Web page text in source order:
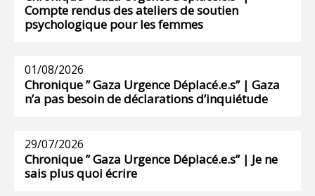
Compte rendus des ateliers de soutien
psychologique pour les femmes
01/08/2026
Chronique ” Gaza Urgence Déplacé.e.s” | Gaza
n’a pas besoin de déclarations d’inquiétude
29/07/2026
Chronique ” Gaza Urgence Déplacé.e.s” | Je ne
sais plus quoi écrire